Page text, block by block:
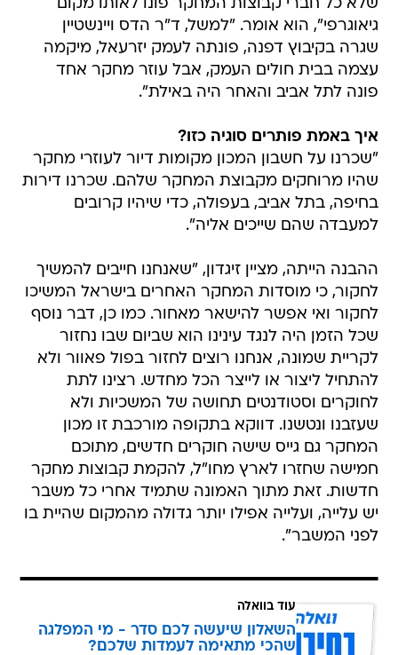
שלא כל חברי קבוצות המחקר פונו לאותו מקום
גיאוגרפי", הוא אומר. "למשל, ד"ר הדס ויינשטיין
שגרה בקיבוץ דפנה, פונתה לעמק יזרעאל, מיקמה
עצמה בבית חולים העמק, אבל עוזר מחקר אחד
פונה לתל אביב והאחר היה באילת".
איך באמת פותרים סוגיה כזו?
"שכרנו על חשבון המכון מקומות דיור לעוזרי מחקר
שהיו מרוחקים מקבוצת המחקר שלהם. שכרנו דירות
בחיפה, בתל אביב, בעפולה, כדי שיהיו קרובים
למעבדה שהם שייכים אליה".
ההבנה הייתה, מציין זיגדון, "שאנחנו חייבים להמשיך
לחקור, כי מוסדות המחקר האחרים בישראל המשיכו
לחקור ואי אפשר להישאר מאחור. כמו כן, דבר נוסף
שכל הזמן היה לנגד עינינו הוא שביום שבו נחזור
לקריית שמונה, אנחנו רוצים לחזור בפול פאוור ולא
להתחיל ליצור או לייצר הכל מחדש. רצינו לתת
לחוקרים וסטודנטים תחושה של המשכיות ולא
שעזבנו ונטשנו. דווקא בתקופה מורכבת זו מכון
המחקר גם גייס שישה חוקרים חדשים, מתוכם
חמישה שחזרו לארץ מחו"ל, להקמת קבוצות מחקר
חדשות. זאת מתוך האמונה שתמיד אחרי כל משבר
יש עלייה, ועלייה אפילו יותר גדולה מהמקום שהיית בו
לפני המשבר".
עוד בוואלה
השאלון שיעשה לכם סדר - מי המפלגה
שהכי מתאימה לעמדות שלכם?